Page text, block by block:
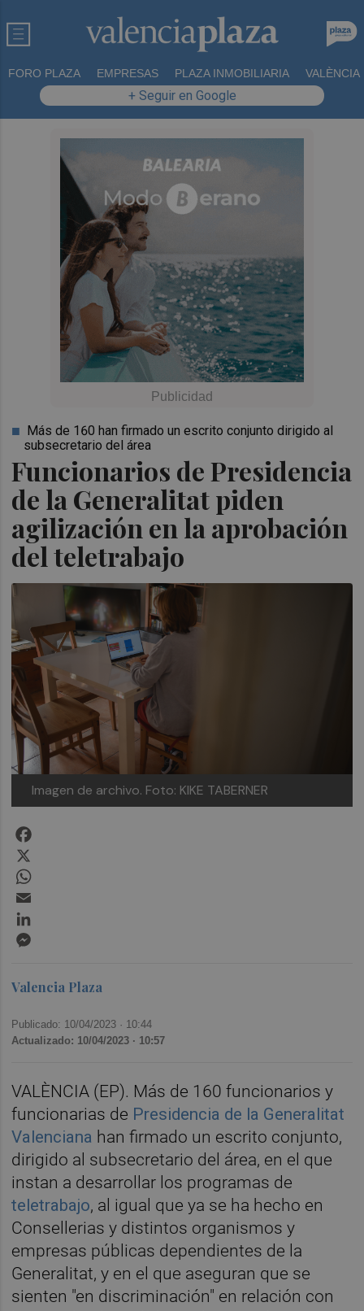
FORO PLAZA EMPRESAS PLAZA INMOBILIARIA VALÈNCIA
+ Seguir en Google
Funcionarios de Presidencia
de la Generalitat piden
agilización en la aprobación
del teletrabajo
Más de 160 han firmado un escrito conjunto dirigido al
subsecretario del área
Imagen de archivo. Foto: KIKE TABERNER
Valencia Plaza
Publicado: 10/04/2023 · 10:44
Actualizado: 10/04/2023 · 10:57
VALÈNCIA (EP). Más de 160 funcionarios y
funcionarias de Presidencia de la Generalitat
Valenciana han firmado un escrito conjunto,
dirigido al subsecretario del área, en el que
instan a desarrollar los programas de
teletrabajo, al igual que ya se ha hecho en
Consellerias y distintos organismos y
empresas públicas dependientes de la
Generalitat, y en el que aseguran que se
sienten "en discriminación" en relación con